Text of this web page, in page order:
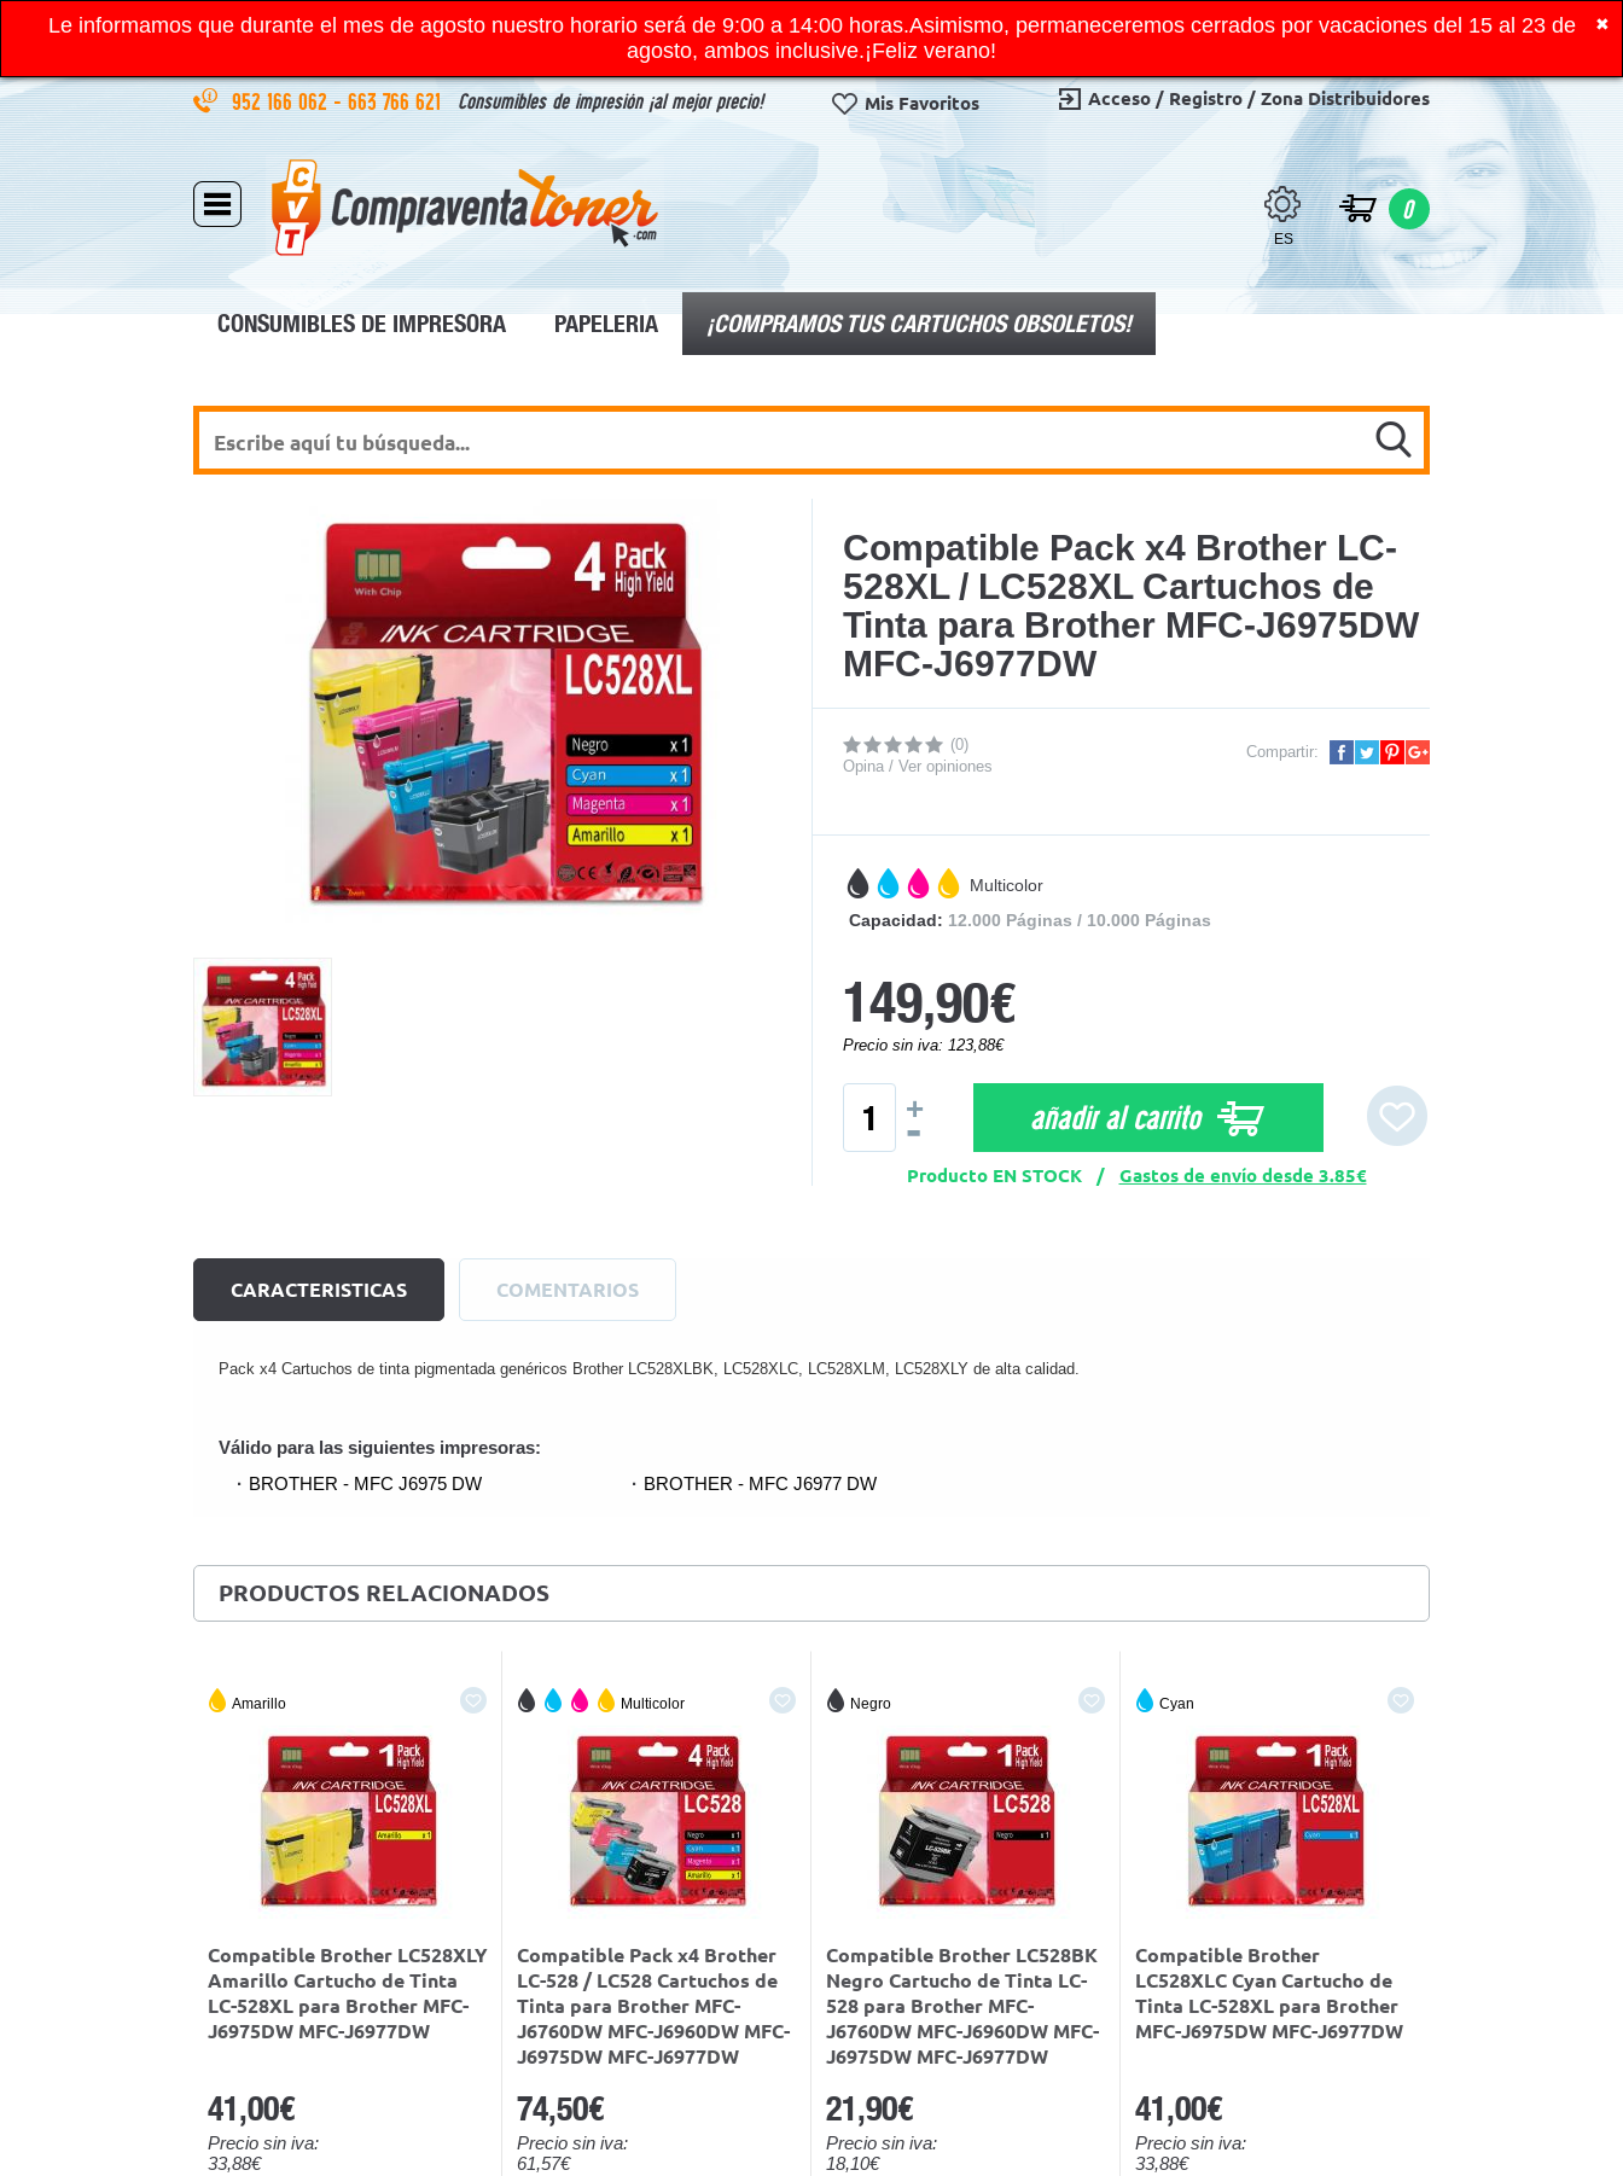
✖
Le informamos que durante el mes de agosto nuestro horario será de 9:00 a 14:00 horas.Asimismo, permaneceremos cerrados por vacaciones del 15 al 23 de
agosto, ambos inclusive.¡Feliz verano!
952 166 062- 663 766 621 Consumibles de impresión ¡al mejor precio! Mis Favoritos Acceso / Registro / Zona Distribuidores
ES
0
CONSUMIBLES DE IMPRESORA PAPELERIA ¡COMPRAMOS TUS CARTUCHOS OBSOLETOS!
Compatible Pack x4 Brother LC-
528XL / LC528XL Cartuchos de
Tinta para Brother MFC-J6975DW
MFC-J6977DW
(0)
Opina / Ver opiniones
Compartir:
Multicolor
Capacidad: 12.000 Páginas / 10.000 Páginas
149,90€
Precio sin iva: 123,88€
+
- añadir al carrito
Producto EN STOCK / Gastos de envío desde 3.85€
CARACTERISTICAS COMENTARIOS
Pack x4 Cartuchos de tinta pigmentada genéricos Brother LC528XLBK, LC528XLC, LC528XLM, LC528XLY de alta calidad.
Válido para las siguientes impresoras:
BROTHER - MFC J6975 DW
BROTHER - MFC J6977 DW
PRODUCTOS RELACIONADOS
Amarillo
Compatible Brother LC528XLY
Amarillo Cartucho de Tinta
LC-528XL para Brother MFC-
J6975DW MFC-J6977DW
41,00€
Precio sin iva:
33,88€
Multicolor
Compatible Pack x4 Brother
LC-528 / LC528 Cartuchos de
Tinta para Brother MFC-
J6760DW MFC-J6960DW MFC-
J6975DW MFC-J6977DW
74,50€
Precio sin iva:
61,57€
Negro
Compatible Brother LC528BK
Negro Cartucho de Tinta LC-
528 para Brother MFC-
J6760DW MFC-J6960DW MFC-
J6975DW MFC-J6977DW
21,90€
Precio sin iva:
18,10€
Cyan
Compatible Brother
LC528XLC Cyan Cartucho de
Tinta LC-528XL para Brother
MFC-J6975DW MFC-J6977DW
41,00€
Precio sin iva:
33,88€